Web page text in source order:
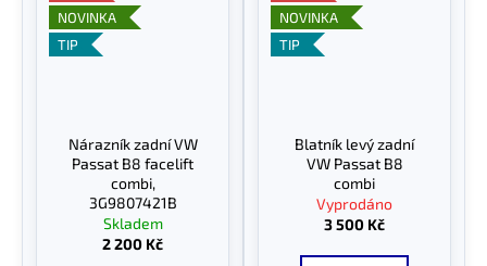
NOVINKA
TIP
Nárazník zadní VW
Passat B8 facelift
combi,
3G9807421B
Skladem
2 200 Kč
NOVINKA
TIP
Blatník levý zadní
VW Passat B8
combi
Vyprodáno
3 500 Kč